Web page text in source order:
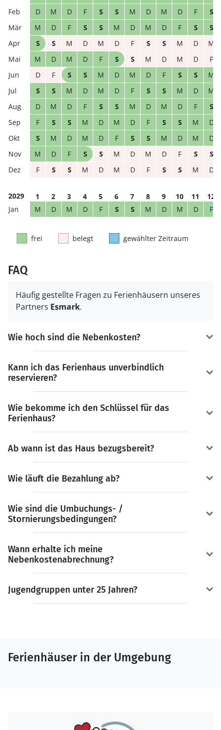
D
M D F S S M D M D F
S
M
D F S S M D M D F S
S
S
S M D M D F S S M D
M
M
D M D F S S M D M D
F
D
F S S M D M D F S S
M
S
S M D M D F S S M D
M
D
M D F S S M D M D F
S
F
S S M D M D F S S M
D
S
M D M D F S S M D M
D
M
D F S S M D M D F S
S
F
S S M D M D F S S M D
2029 1 2 3 4 5 6 7 8 9 10 11
12
M
D M D F S S M D M D F
frei belegt gewählter Zeitraum
FAQ
Häufig gestellte Fragen zu Ferienhäusern unseres
Partners Esmark.
Wie hoch sind die Nebenkosten?
Kann ich das Ferienhaus unverbindlich
reservieren?
Wie bekomme ich den Schlüssel für das
Ferienhaus?
Ab wann ist das Haus bezugsbereit?
Wie läuft die Bezahlung ab?
Wie sind die Umbuchungs- /
Stornierungsbedingungen?
Wann erhalte ich meine
Nebenkostenabrechnung?
Jugendgruppen unter 25 Jahren?
Ferienhäuser in der Umgebung